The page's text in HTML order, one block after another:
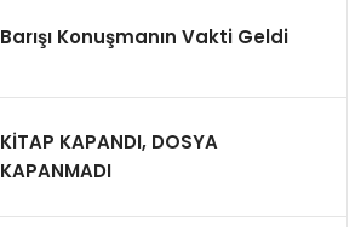
Barışı Konuşmanın Vakti Geldi
KİTAP KAPANDI, DOSYA
KAPANMADI